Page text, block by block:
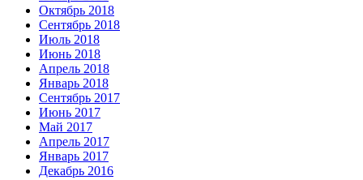
Октябрь 2018
Сентябрь 2018
Июль 2018
Июнь 2018
Апрель 2018
Январь 2018
Сентябрь 2017
Июнь 2017
Май 2017
Апрель 2017
Январь 2017
Декабрь 2016